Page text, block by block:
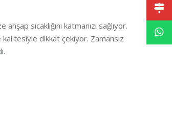
sıcaklığını katmanızı sağlıyor.
dikkat çekiyor. Zamansız